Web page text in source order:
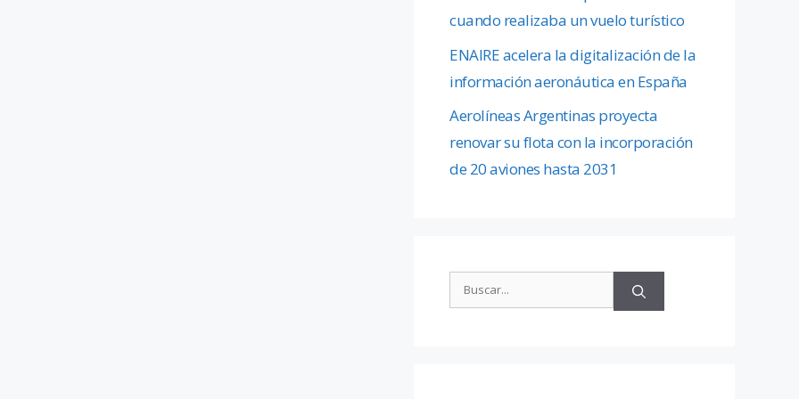
cuando realizaba un vuelo turístico
ENAIRE acelera la digitalización de la
información aeronáutica en España
Aerolíneas Argentinas proyecta
renovar su flota con la incorporación
de 20 aviones hasta 2031